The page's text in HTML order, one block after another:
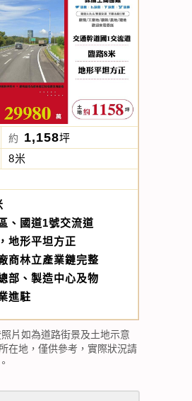
約 1,158坪
8米
、國道1號交流道
地形平坦方正
商林立產業鏈完整
部、製造中心及物
進駐
片如為道路街景及土地示意
在地，僅供參考，實際狀況請